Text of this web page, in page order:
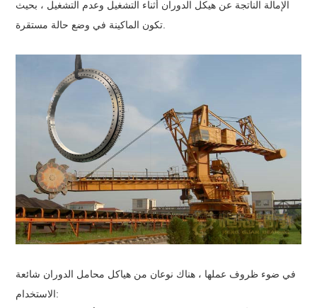
الإمالة الناتجة عن هيكل الدوران أثناء التشغيل وعدم التشغيل ، بحيث
في ضوء ظروف عملها ، هناك نوعان من هياكل محامل الدوران شائعة
الاستخدام: